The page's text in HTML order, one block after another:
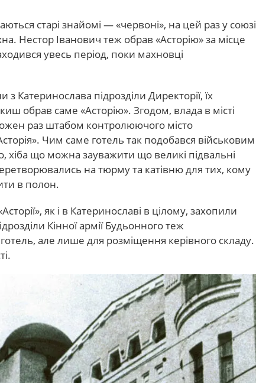
старі знайомі — «червоні», на цей раз у союзі
Нестор Іванович теж обрав «Асторію» за місце
увесь період, поки махновці
Катеринослава підрозділи Директорії, їх
обрав саме «Асторію». Згодом, влада в місті
раз штабом контролюючого місто
Чим саме готель так подобався військовим
хіба що можна зауважити що великі підвальні
на тюрму та катівню для тих, кому
в полон.
як і в Катеринославі в цілому, захопили
Кінної армії Будьонного теж
але лише для розміщення керівного складу.